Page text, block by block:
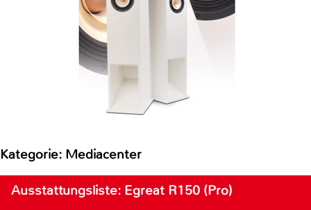
Kategorie: Mediacenter
Ausstattungsliste: Egreat R150 (Pro)